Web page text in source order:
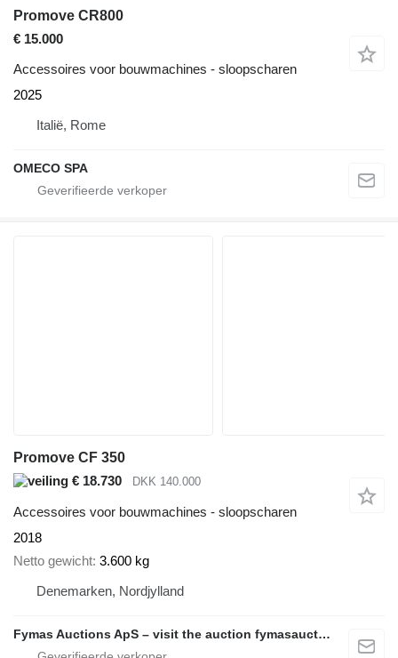
Promove CR800
€ 15.000
Accessoires voor bouwmachines - sloopscharen
2025
Italië, Rome
OMECO SPA
Promove CF 350
€ 18.730
DKK 140.000
Accessoires voor bouwmachines - sloopscharen
2018
Netto gewicht 3.600 kg
Denemarken, Nordjylland
Fymas Auctions ApS – visit the auction fymasauctions.dk